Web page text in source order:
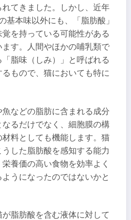
てきました。しかし、近年
基本味以外にも、「脂肪酸」
を持っている可能性がある
す。人間やほかの哺乳類で
脂味（しみ）」と呼ばれる
もので、猫においても特に
魚などの脂肪に含まれる成分
るだけでなく、細胞膜の構
料としても機能します。猫
した脂肪酸を感知する能力
養価の高い食物を効率よく
うになったのではないかと
脂肪酸を含む液体に対して